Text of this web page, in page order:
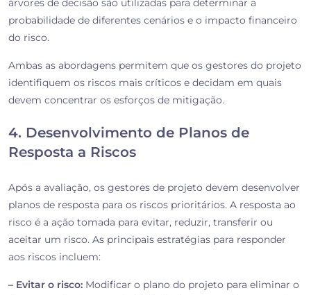
árvores de decisão são utilizadas para determinar a
probabilidade de diferentes cenários e o impacto financeiro
do risco.
Ambas as abordagens permitem que os gestores do projeto
identifiquem os riscos mais críticos e decidam em quais
devem concentrar os esforços de mitigação.
4. Desenvolvimento de Planos de
Resposta a Riscos
Após a avaliação, os gestores de projeto devem desenvolver
planos de resposta para os riscos prioritários. A resposta ao
risco é a ação tomada para evitar, reduzir, transferir ou
aceitar um risco. As principais estratégias para responder
aos riscos incluem:
– Evitar o risco: Modificar o plano do projeto para eliminar o